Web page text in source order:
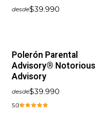
desde$39.990
Polerón Parental
Advisory® Notorious
Advisory
desde$39.990
5.0